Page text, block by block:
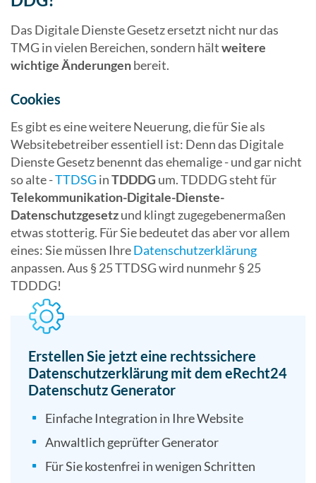
Das Digitale Dienste Gesetz ersetzt nicht nur das
TMG in vielen Bereichen, sondern hältweitere
wichtige Änderungenbereit.
Cookies
Es gibt es eine weitere Neuerung, die für Sie als
Websitebetreiber essentiell ist: Denn das Digitale
Dienste Gesetz benennt das ehemalige - und gar nicht
so alte -TTDSGinTDDDG um. TDDDG steht für
Telekommunikation-Digitale-Dienste-
Datenschutzgesetzund klingt zugegebenermaßen
etwas stotterig. Für Sie bedeutet das aber vor allem
eines: Sie müssen IhreDatenschutzerklärung
anpassen. Aus § 25 TTDSG wird nunmehr § 25
TDDDG!
Erstellen Sie jetzt eine rechtssichere
Datenschutzerklärung mit dem eRecht24
Datenschutz Generator
Einfache Integration in Ihre Website
Anwaltlich geprüfter Generator
Für Sie kostenfrei in wenigen Schritten